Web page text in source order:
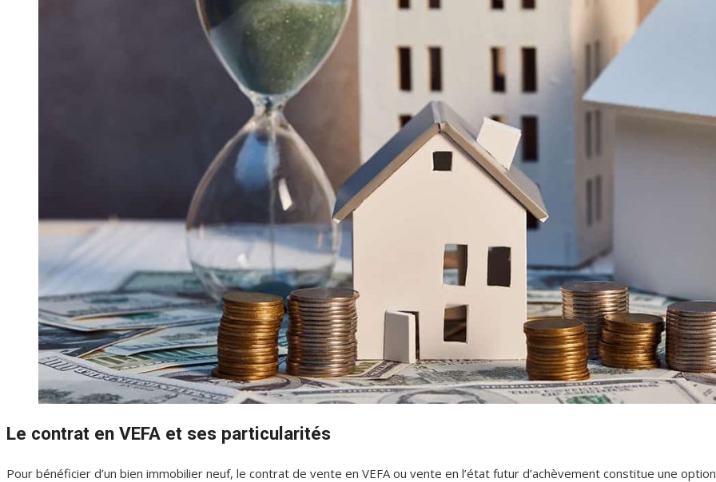
Le contrat en VEFA et ses particularités
Pour bénéficier d’un bien immobilier neuf, le contrat de vente en VEFA ou vente en l’état futur d’achèvement constitue une